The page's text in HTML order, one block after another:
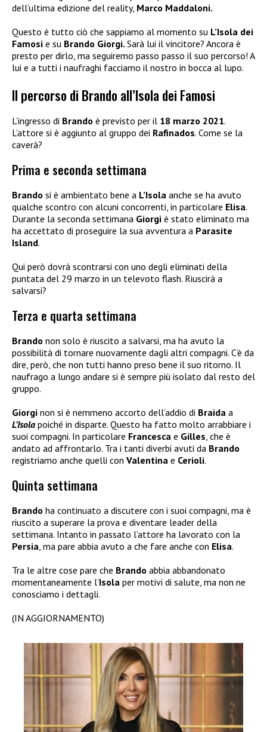
dell’ultima edizione del reality, Marco Maddaloni.
Questo è tutto ciò che sappiamo al momento su L’Isola dei
Famosi e su Brando Giorgi. Sarà lui il vincitore? Ancora è
presto per dirlo, ma seguiremo passo passo il suo percorso! A
lui e a tutti i naufraghi facciamo il nostro in bocca al lupo.
Il percorso di Brando all’Isola dei Famosi
L’ingresso di Brando è previsto per il 18 marzo 2021.
L’attore si è aggiunto al gruppo dei Rafinados. Come se la
caverà?
Prima e seconda settimana
Brando si è ambientato bene a L’Isola anche se ha avuto
qualche scontro con alcuni concorrenti, in particolare Elisa.
Durante la seconda settimana Giorgi è stato eliminato ma
ha accettato di proseguire la sua avventura a Parasite
Island.
Qui però dovrà scontrarsi con uno degli eliminati della
puntata del 29 marzo in un televoto flash. Riuscirà a
salvarsi?
Terza e quarta settimana
Brando non solo è riuscito a salvarsi, ma ha avuto la
possibilità di tornare nuovamente dagli altri compagni. C’è da
dire, però, che non tutti hanno preso bene il suo ritorno. Il
naufrago a lungo andare si è sempre più isolato dal resto del
gruppo.
Giorgi non si è nemmeno accorto dell’addio di Braida a
L’Isola poiché in disparte. Questo ha fatto molto arrabbiare i
suoi compagni. In particolare Francesca e Gilles , che è
andato ad affrontarlo. Tra i tanti diverbi avuti da Brando
registriamo anche quelli con Valentina e Cerioli.
Quinta settimana
Brando ha continuato a discutere con i suoi compagni, ma è
riuscito a superare la prova e diventare leader della
settimana. Intanto in passato l’attore ha lavorato con la
Persia , ma pare abbia avuto a che fare anche con Elisa.
Tra le altre cose pare che Brando abbia abbandonato
momentaneamente l’Isola per motivi di salute, ma non ne
conosciamo i dettagli.
(IN AGGIORNAMENTO)